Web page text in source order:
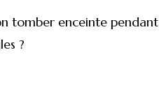
tomber enceinte pendant
?